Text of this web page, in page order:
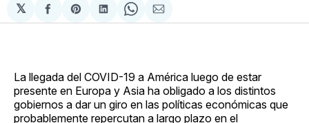
𝕏
Compartir
en
Share
on
Compartir
en
Share
on
Compartir
via
La llegada del COVID-19 a América luego de estar
presente en Europa y Asia ha obligado a los distintos
gobiernos a dar un giro en las políticas económicas que
probablemente repercutan a largo plazo en el